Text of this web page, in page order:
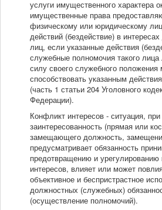
услуги имущественного характера
имущественные права
физическому или юридическому
действий (бездействие) в
лиц, если указанные действия
служебные полномочия такого
силу своего служебного положения
способствовать указанным
(часть 1 статьи 204 Уголовного
Федерации).
Конфликт интересов - ситуация,
заинтересованность (прямая или
замещающего должность,
предусматривает обязанность
предотвращению и урегулированию
интересов, влияет или может
объективное и беспристрастное
должностных (служебных)
(осуществление полномочий).